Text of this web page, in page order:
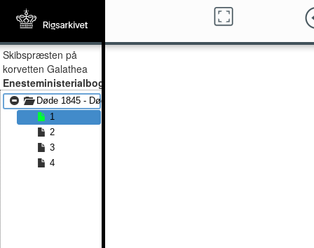
Skibspræsten på
korvetten Galathea
Enesteministerialbog
Døde 1845 - Døde 1847
1
2
3
4